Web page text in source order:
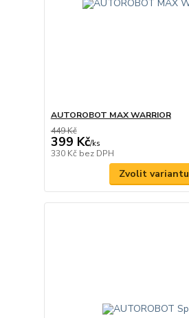
AUTOROBOT MAX WARRIOR
449 Kč
399 Kč/ks
330 Kč bez DPH
Zvolit variantu